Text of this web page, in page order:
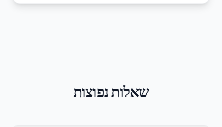
שאלות נפוצות